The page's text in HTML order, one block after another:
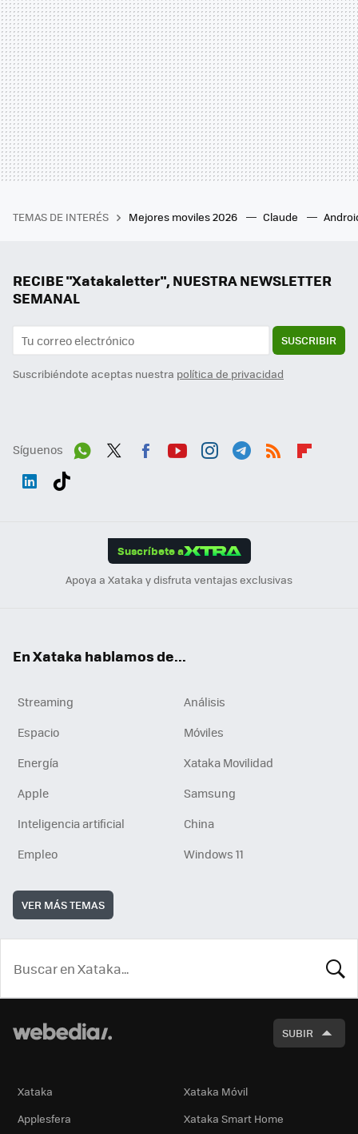
TEMAS DE INTERÉS Mejores moviles 2026 Claude
RECIBE "Xatakaletter", NUESTRA NEWSLETTER
SEMANAL
SUSCRIBIR
Suscribiéndote aceptas nuestra política de privacidad
Síguenos
Suscríbete a
Apoya a Xataka y disfruta ventajas exclusivas
En Xataka hablamos de...
Streaming
Análisis
Espacio
Móviles
Energía
Xataka Movilidad
Apple
Samsung
Inteligencia artificial
China
Empleo
Windows 11
VER MÁS TEMAS
SUBIR
Xataka
Xataka Móvil
Applesfera
Xataka Smart Home